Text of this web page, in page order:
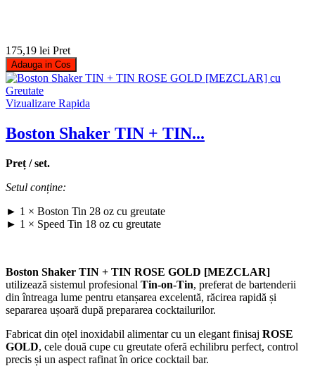
175,19 lei Pret
Adauga in Cos
Vizualizare Rapida
Boston Shaker TIN + TIN...
Preț / set.
Setul conține:
► 1 × Boston Tin 28 oz cu greutate
► 1 × Speed Tin 18 oz cu greutate
Boston Shaker TIN + TIN ROSE GOLD [MEZCLAR]
utilizează sistemul profesional Tin-on-Tin, preferat de bartenderii
din întreaga lume pentru etanșarea excelentă, răcirea rapidă și
separarea ușoară după prepararea cocktailurilor.
Fabricat din oțel inoxidabil alimentar cu un elegant finisaj ROSE
GOLD, cele două cupe cu greutate oferă echilibru perfect, control
precis și un aspect rafinat în orice cocktail bar.